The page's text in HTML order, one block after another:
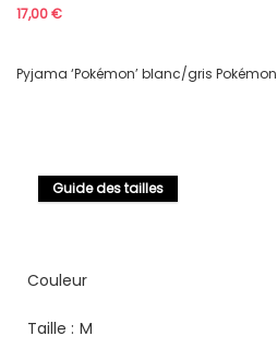
17,00€
Pyjama ‘Pokémon’ blanc/gris Pokémon
Guide des tailles
Couleur
Taille : M